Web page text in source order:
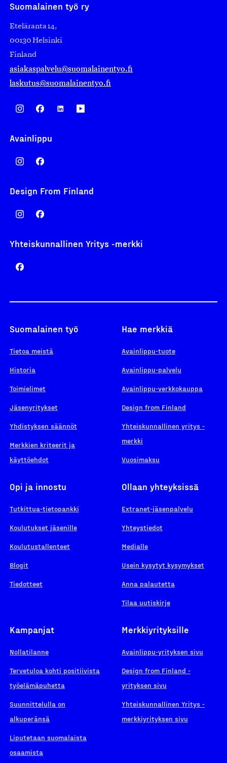
Suomalainen työ ry
Eteläranta 14,
00130 Helsinki
Finland
asiakaspalvelu@suomalainentyo.fi
laskutus@suomalainentyo.fi
Avainlippu
Design From Finland
Yhteiskunnallinen Yritys -merkki
Suomalainen työ
Tietoa meistä
Historia
Toimielimet
Jäsenyritykset
Yhdistyksen säännöt
Merkkien kriteerit ja
käyttöehdot
Hae merkkiä
Avainlippu-tuote
Avainlippu-palvelu
Avainlippu-verkkokauppa
Design from Finland
Yhteiskunnallinen yritys -
merkki
Vuosimaksu
Opi ja innostu
Tutkittua-tietopankki
Koulutukset jäsenille
Koulutustallenteet
Blogit
Tiedotteet
Ollaan yhteyksissä
Extranet-jäsenpalvelu
Yhteystiedot
Medialle
Usein kysytyt kysymykset
Anna palautetta
Tilaa uutiskirje
Kampanjat
Nollatilanne
Tervetuloa kohti positiivista
työelämäpuhetta
Suunnittelulla on
alkuperänsä
Liputetaan suomalaista
osaamista
Merkkiyrityksille
Avainlippu-yrityksen sivu
Design from Finland -
yrityksen sivu
Yhteiskunnallinen Yritys -
merkkiyrityksen sivu